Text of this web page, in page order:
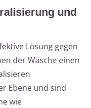
und
Lösung gegen
der Wäsche einen
Ebene und sind
wie